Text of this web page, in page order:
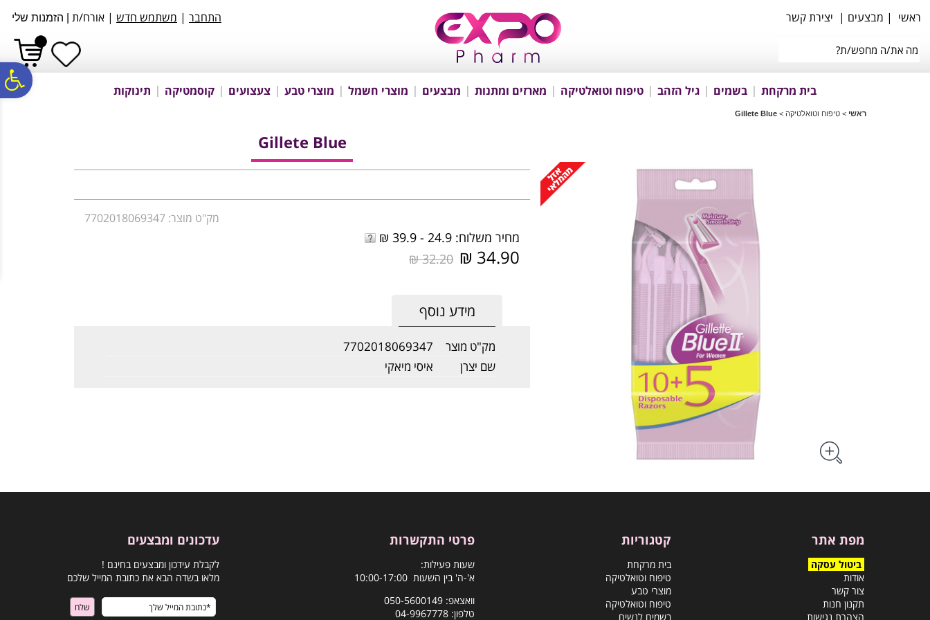
נגישות
אתר
המרכזי
ראשי | מבצעים | יצירת קשר התחבר | משתמש חדש | אורח/ת הזמנות שלי
בית מרקחת בשמים גיל הזהב טיפוח וטואלטיקה מארזים ומתנות מבצעים מוצרי חשמל מוצרי טבע צעצועים קוסמטיקה תינוקות
ראשי > טיפוח וטואלטיקה >
Gillete Blue
Gillete Blue
מק"ט מוצר: 7702018069347
מחיר משלוח: 24.9 - 39.9 ₪
34.90 ₪
32.20 ₪
מידע נוסף
מק"ט מוצר
7702018069347
שם יצרן
איסי מיאקי
מפת אתר
ביטול עסקה
אודות
צור קשר
תקנון חנות
הצהרת נגישות
קטגוריות
בית מרקחת
טיפוח וטואלטיקה
מוצרי טבע
טיפוח וטואלטיקה
בשמים לנשים
פרטי התקשרות
שעות פעילות:
א'-ה' בין השעות 10:00-17:00
וואצאפ: 050-5600149
טלפון: 04-9967778
עדכונים ומבצעים
לקבלת עידכון ומבצעים בחינם !
מלאו בשדה הבא את כתובת המייל שלכם